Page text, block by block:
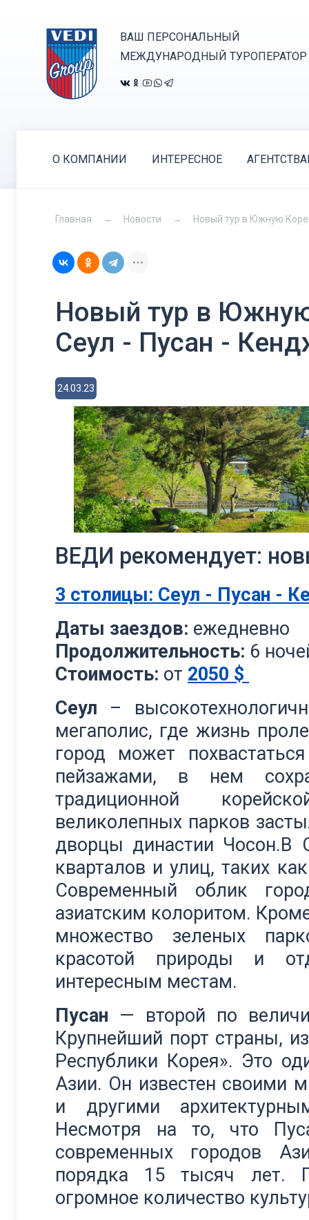
ВАШ ПЕРСОНАЛЬНЫЙ
МЕЖДУНАРОДНЫЙ ТУРОПЕРАТОР
О КОМПАНИИ ИНТЕРЕСНОЕ
Главная Новости Новый тур в Южную
Новый тур в
Сеул - Пусан -
24.03.23
ВЕДИ рекомендует:
3 столицы: Сеул - Пусан -
Даты заездов: ежедневно
Продолжительность: 6
Стоимость: от 2050 $
Сеул –
мегаполис, где жизнь
город может
пейзажами, в нем
традиционной
великолепных парков
дворцы династии Чосон.В
кварталов и улиц, таких
Современный облик
азиатским колоритом.
множество зеленых
красотой природы и
интересным местам.
Пусан — второй по
Крупнейший порт страны,
Республики Корея». Это
Азии. Он известен своими
и другими
Несмотря на то, что
современных городов
порядка 15 тысяч лет.
огромное количество